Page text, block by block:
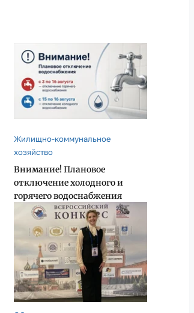
Жилищно-коммунальное
хозяйство
Внимание! Плановое
отключение холодного и
горячего водоснабжения